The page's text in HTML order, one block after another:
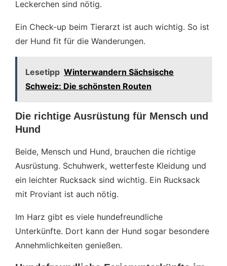
Leckerchen sind nötig.
Ein Check-up beim Tierarzt ist auch wichtig. So ist
der Hund fit für die Wanderungen.
Lesetipp Winterwandern Sächsische
Schweiz: Die schönsten Routen
Die richtige Ausrüstung für Mensch und
Hund
Beide, Mensch und Hund, brauchen die richtige
Ausrüstung. Schuhwerk, wetterfeste Kleidung und
ein leichter Rucksack sind wichtig. Ein Rucksack
mit Proviant ist auch nötig.
Im Harz gibt es viele hundefreundliche
Unterkünfte. Dort kann der Hund sogar besondere
Annehmlichkeiten genießen.